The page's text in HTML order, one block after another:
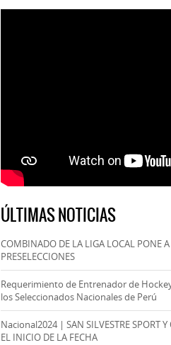
ÚLTIMAS NOTICIAS
COMBINADO DE LA LIGA LOCAL PONE A
PRESELECCIONES
Requerimiento de Entrenador de
los Seleccionados Nacionales de Perú
Nacional2024 | SAN SILVESTRE SPORT
EL INICIO DE LA FECHA